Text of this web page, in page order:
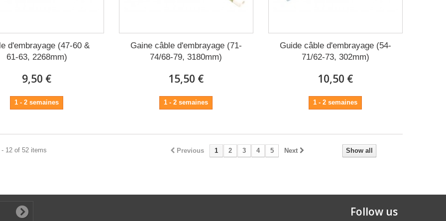
d'embrayage (47-60 &
61-63, 2268mm)
9,50 €
1 - 2 semaines
Gaine câble d'embrayage (71-
74/68-79, 3180mm)
15,50 €
1 - 2 semaines
Guide câble d'embrayage (54-
71/62-73, 302mm)
10,50 €
1 - 2 semaines
Show all
Previous 1 2 3 4 5 Next
12 of 52 items
Follow us